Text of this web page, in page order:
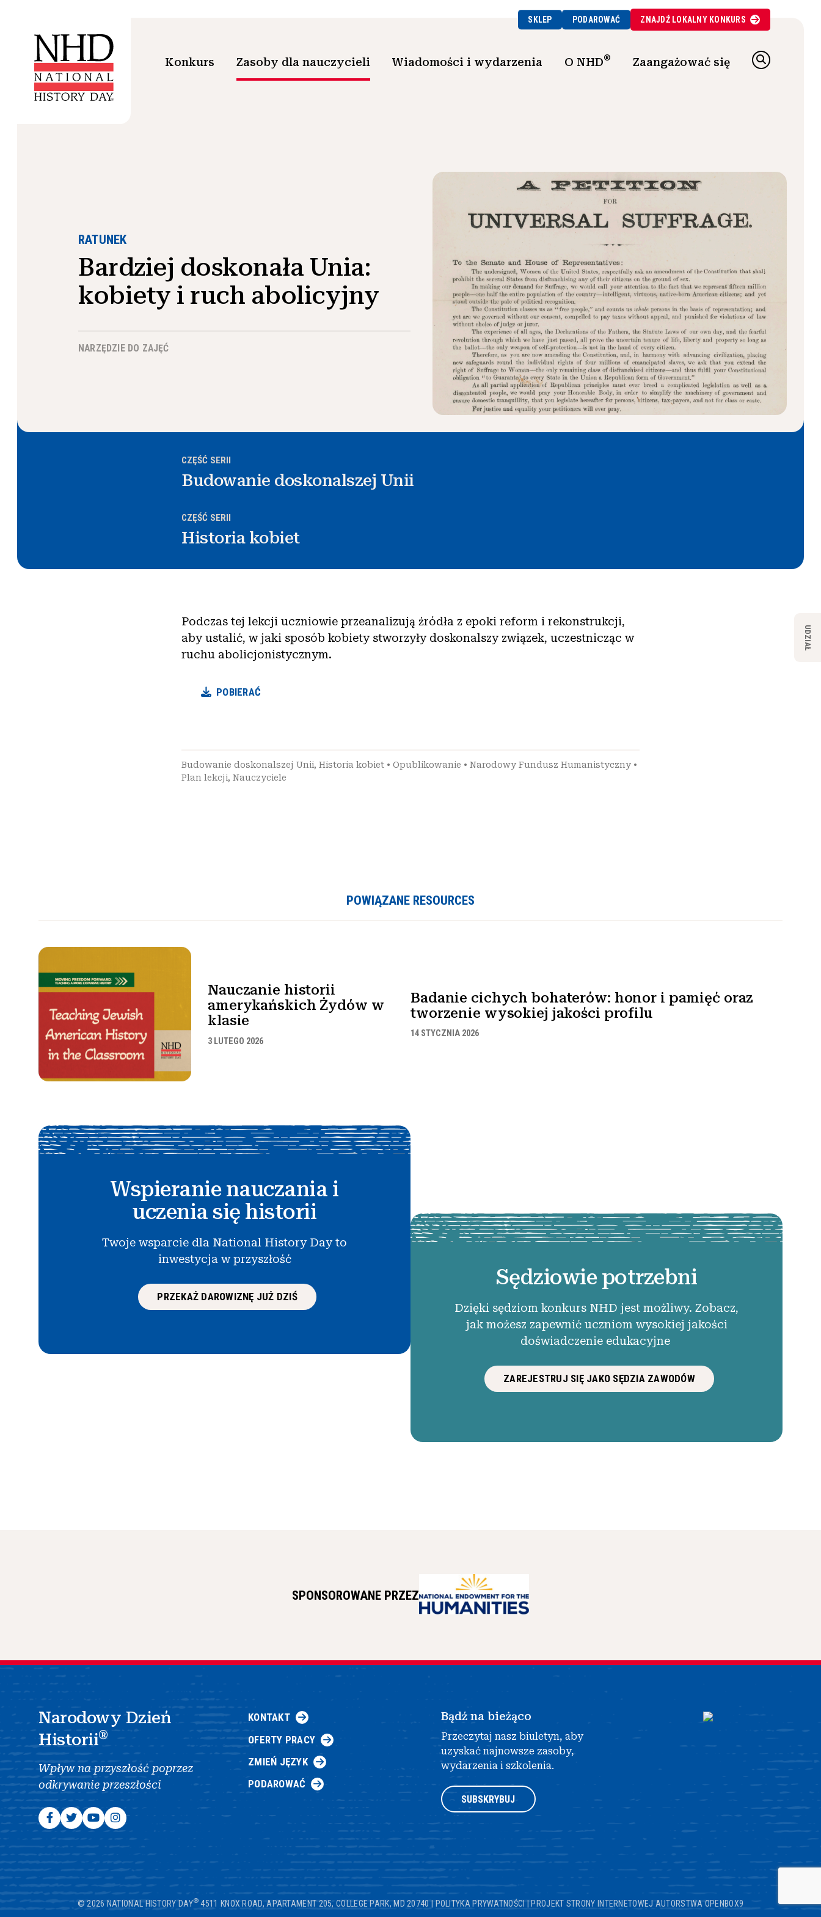
SKLEP PODAROWAĆ ZNAJDŹ LOKALNYKONKURS
Konkurs Zasoby dla nauczycieli Wiadomości i wydarzenia O NHD® Zaangażować się
RATUNEK
Bardziej doskonała Unia:
kobiety i ruch abolicyjny
NARZĘDZIE DO ZAJĘĆ
CZĘŚĆ SERII
Budowanie doskonalszej Unii
CZĘŚĆ SERII
Historia kobiet
Podczas tej lekcji uczniowie przeanalizują źródła z epoki reform i rekonstrukcji,
aby ustalić, w jaki sposób kobiety stworzyły doskonalszy związek, uczestnicząc w
ruchu abolicjonistycznym.
POBIERAĆ
Budowanie doskonalszej Unii, Historia kobiet • Opublikowanie • Narodowy Fundusz Humanistyczny •
Plan lekcji, Nauczyciele
UDZIAŁ
POWIĄZANE RESOURCES
Nauczanie historii
amerykańskich Żydów w
klasie
3 LUTEGO 2026
Badanie cichych bohaterów: honor i pamięć oraz
tworzenie wysokiej jakości profilu
14 STYCZNIA 2026
Wspieranie nauczania i
uczenia się historii
Twoje wsparcie dla National History Day to
inwestycja w przyszłość
PRZEKAŻ DAROWIZNĘ JUŻ DZIŚ
Sędziowie potrzebni
Dzięki sędziom konkurs NHD jest możliwy. Zobacz,
jak możesz zapewnić uczniom wysokiej jakości
doświadczenie edukacyjne
ZAREJESTRUJ SIĘ JAKO SĘDZIA ZAWODÓW
SPONSOROWANE PRZEZ
Narodowy Dzień
Historii®
Wpływ na przyszłość poprzez
odkrywanie przeszłości
KONTAKT
OFERTY PRACY
ZMIEŃ JĘZYK
PODAROWAĆ
Bądź na bieżąco
Przeczytaj nasz biuletyn, aby
uzyskać najnowsze zasoby,
wydarzenia i szkolenia.
SUBSKRYBUJ
© 2026 NATIONAL HISTORY DAY® 4511 KNOX ROAD, APARTAMENT 205, COLLEGE PARK, MD 20740| POLITYKA PRYWATNOŚCI|PROJEKT STRONY INTERNETOWEJ AUTORSTWA OPENBOX9